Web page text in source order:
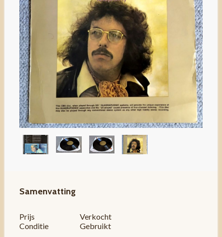
Samenvatting
Prijs
Verkocht
Conditie
Gebruikt